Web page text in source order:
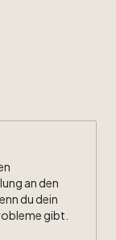
an den
du dein
gibt.